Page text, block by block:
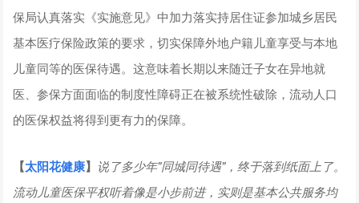
保局认真落实《实施意见》中加力落实持居住证参加城乡居民
基本医疗保险政策的要求，切实保障外地户籍儿童享受与本地
儿童同等的医保待遇。这意味着长期以来随迁子女在异地就
医、参保方面面临的制度性障碍正在被系统性破除，流动人口
的医保权益将得到更有力的保障。
【太阳花健康】 说了多少年"同城同待遇"，终于落到纸面上了。
流动儿童医保平权听着像是小步前进，实则是基本公共服务均